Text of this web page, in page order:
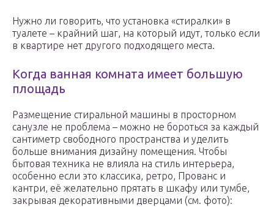
Нужно ли говорить, что установка «стиралки» в
туалете – крайний шаг, на который идут, только если
в квартире нет другого подходящего места.
Когда ванная комната имеет большую
площадь
Размещение стиральной машины в просторном
санузле не проблема – можно не бороться за каждый
сантиметр свободного пространства и уделить
больше внимания дизайну помещения. Чтобы
бытовая техника не влияла на стиль интерьера,
особенно если это классика, ретро, Прованс и
кантри, её желательно прятать в шкафу или тумбе,
закрывая декоративными дверцами (см. фото):